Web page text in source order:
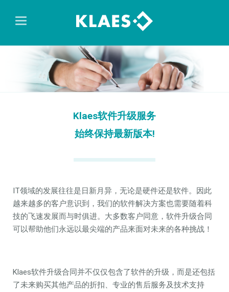
Klaes软件升级服务
始终保持最新版本!
IT领域的发展往往是日新月异，无论是硬件还是软件。因此
越来越多的客户意识到，我们的软件解决方案也需要随着科
技的飞速发展而与时俱进。大多数客户同意，软件升级合同
可以帮助他们永远以最尖端的产品来面对未来的各种挑战！
Klaes软件升级合同并不仅仅包含了软件的升级，而是还包括
了未来购买其他产品的折扣、专业的售后服务及技术支持